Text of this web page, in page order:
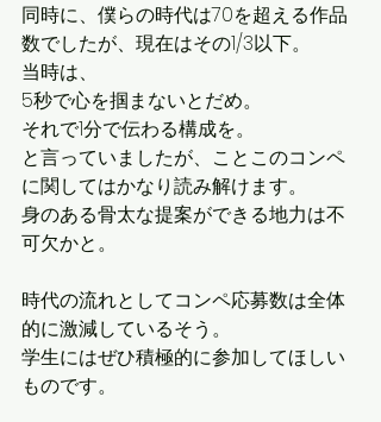
同時に、僕らの時代は70を超える作品
数でしたが、現在はその1/3以下。
当時は、
5秒で心を掴まないとだめ。
それで1分で伝わる構成を。
と言っていましたが、ことこのコンペ
に関してはかなり読み解けます。
身のある骨太な提案ができる地力は不
可欠かと。
時代の流れとしてコンペ応募数は全体
的に激減しているそう。
学生にはぜひ積極的に参加してほしい
ものです。